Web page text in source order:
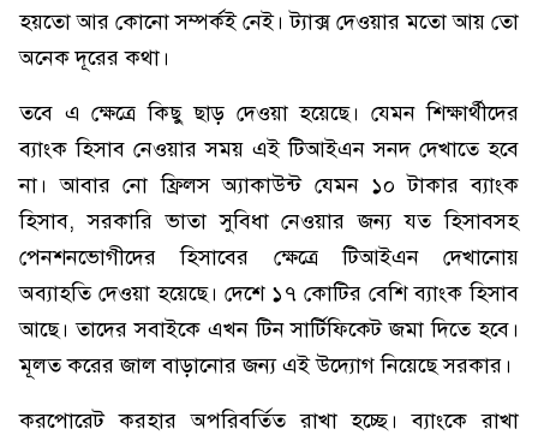
হয়তো আর কোনো সম্পর্কই নেই। ট্যাক্স দেওয়ার মতো আয় তো
অনেক দূরের কথা।
তবে এ ক্ষেত্রে কিছু ছাড় দেওয়া হয়েছে। যেমন শিক্ষার্থীদের
ব্যাংক হিসাব নেওয়ার সময় এই টিআইএন সনদ দেখাতে হবে
না। আবার নো ফ্রিলস অ্যাকাউন্ট যেমন ১০ টাকার ব্যাংক
হিসাব, সরকারি ভাতা সুবিধা নেওয়ার জন্য যত হিসাবসহ
পেনশনভোগীদের হিসাবের ক্ষেত্রে টিআইএন দেখানোয়
অব্যাহতি দেওয়া হয়েছে। দেশে ১৭ কোটির বেশি ব্যাংক হিসাব
আছে। তাদের সবাইকে এখন টিন সার্টিফিকেট জমা দিতে হবে।
মূলত করের জাল বাড়ানোর জন্য এই উদ্যোগ নিয়েছে সরকার।
করপোরেট করহার অপরিবর্তিত রাখা হচ্ছে। ব্যাংকে রাখা